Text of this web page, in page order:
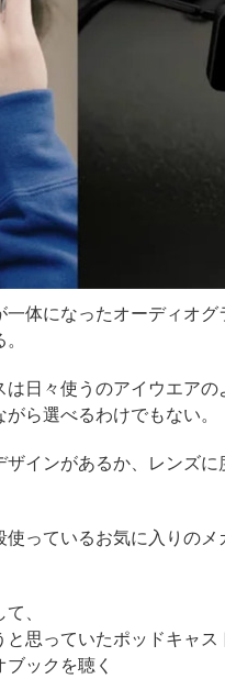
体になったオーディオ
は日々使うのアイウエア
ら選べるわけでもない。
インがあるか、レンズ
使っているお気に入りの
、
と思っていたポッドキャス
ブックを聴く